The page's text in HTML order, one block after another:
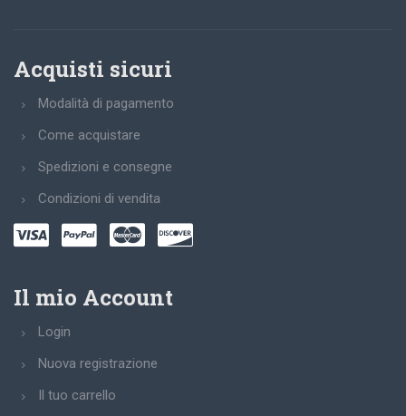
Acquisti sicuri
Modalità di pagamento
Come acquistare
Spedizioni e consegne
Condizioni di vendita
Il mio Account
Login
Nuova registrazione
Il tuo carrello